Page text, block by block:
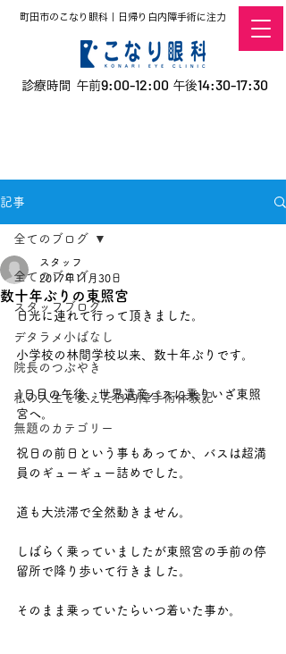
町田市のこなり眼科｜日帰り白内障手術に注力
診療時間 午前9:00-12:00 午後14:30-17:30
記事
全てのブログ
スタッフブログ
デタラメ小ばなし
院長のつぶやき
私の人生を変えた白内障手術体験記
無題のカテゴリー
全てのブログ
数十年ぶりの東照宮
スタッフ
2017年11月30日
日光に連れて行って頂きました。
小学校の林間学校以来、数十年ぶりです。
1日目の午後、世界遺産バスに乗りいざ東照
宮へ。
祝日の前日という事もあってか、バスは超満
員のギューギュー詰めでした。
道も大渋滞で全然動きません。
しばらく乗っていましたが東照宮の手前の停
留所で降り歩いて行きました。
そのまま乗っていたらいつ着いた事か。